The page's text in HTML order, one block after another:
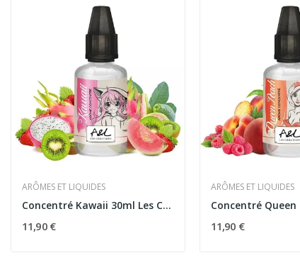
ARÔMES ET LIQUIDES
Concentré Kawaii 30ml Les Créations - Arômes et...
11,90 €
ARÔMES ET LIQUIDES
11,90 €